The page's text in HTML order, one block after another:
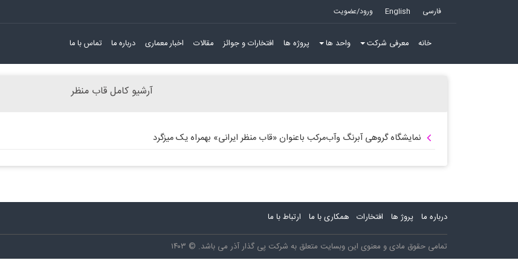
فارسی English ورود/عضویت
خانه معرفی شرکت واحد ها پروژه ها افتخارات و جوائز مقالات اخبار معماری درباره ما تماس با ما
آرشیو کامل قاب منظر
نمایشگاه گروهی آبرنگ وآب‌مرکب باعنوان «قاب منظر ایرانی» بهمراه یک میزگرد
درباره ما پروژ ها افتخارات همکاری با ما ارتباط با ما
تمامی حقوق مادی و معنوی این وبسایت متعلق به شرکت پی گذار آذر می باشد. © ۱۴۰۳